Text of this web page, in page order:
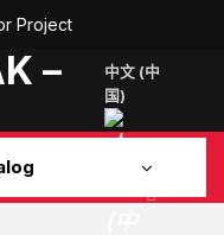
Project
中文 (中
国)